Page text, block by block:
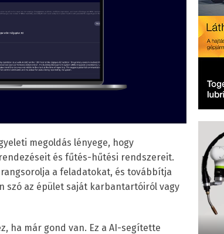
megoldás lényege, hogy
és fűtés-hűtési rendszereit.
a feladatokat, és továbbítja
szó az épület saját karbantartóiról vagy
ha már gond van. Ez a AI-segítette